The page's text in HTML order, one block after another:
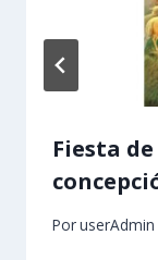
Fiesta
PoruserAdmin